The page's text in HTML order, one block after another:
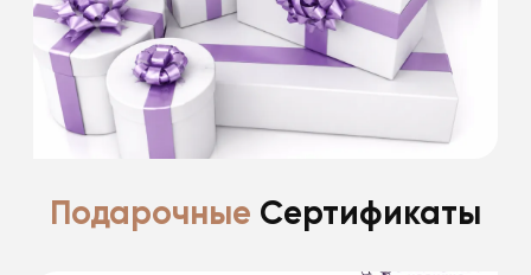
Подарочные Сертификаты